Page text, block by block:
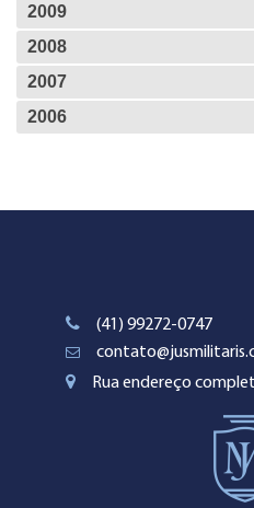
2009
2008
2007
2006
(41) 99272-0747
Rua endereço